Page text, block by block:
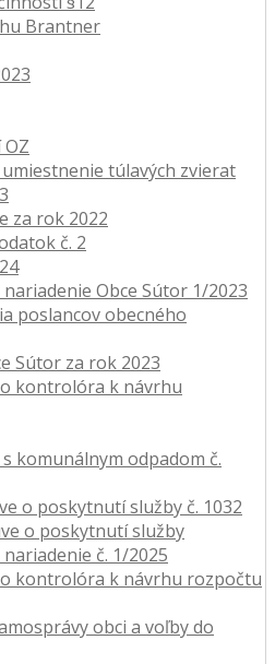
Brantner
túlavých zvierat
za rok 2022
č. 2
Obce Sútor 1/2023
poslancov obecného
Sútor za rok 2023
kontrolóra k návrhu
komunálnym odpadom č.
o poskytnutí služby č. 1032
o poskytnutí služby
č. 1/2025
kontrolóra k návrhu rozpočtu
obci a voľby do